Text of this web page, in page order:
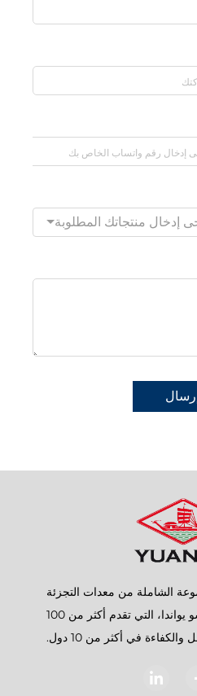
إدخال منتجاتك المطلوبة
إرسال
الشاملة من معدات التجزئة
واللوجستيات من سوتشو يواندا، التي تقدم أكثر من 100
في أكثر من 10 دول.